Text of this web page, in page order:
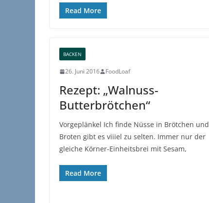
Read More
BACKEN
26. Juni 2016 FoodLoaf
Rezept: „Walnuss-
Butterbrötchen“
Vorgeplänkel Ich finde Nüsse in Brötchen und
Broten gibt es viiiel zu selten. Immer nur der
gleiche Körner-Einheitsbrei mit Sesam,
Read More